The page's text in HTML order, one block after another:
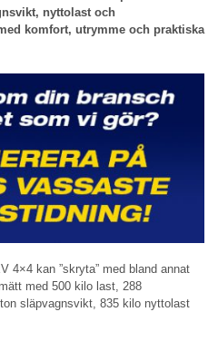
nyttolast och
komfort, utrymme och praktiska
4×4 kan ”skryta” med bland annat
med 500 kilo last, 288
släpvagnsvikt, 835 kilo nyttolast